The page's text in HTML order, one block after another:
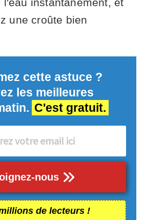
une croûte bien
cette astuce ?
les meilleures
C'est gratuit.
nous
de lecteurs !